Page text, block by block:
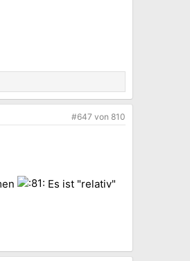
#647 von 810
Es ist "relativ"